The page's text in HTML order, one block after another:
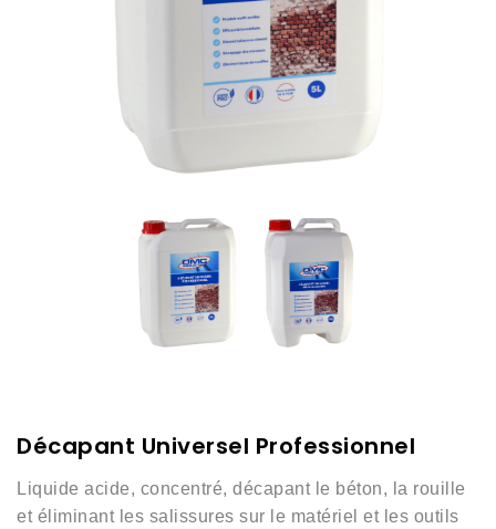
Décapant Universel Professionnel
Liquide acide, concentré, décapant le béton, la rouille
et éliminant les salissures sur le matériel et les outils